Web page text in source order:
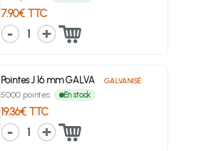
7.90€ TTC
1
Pointes J 16 mm GALVA GALVANISÉ
5000 pointes En stock
19.36€ TTC
1